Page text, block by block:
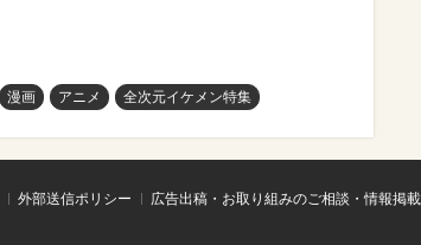
漫画 アニメ 全次元イケメン特集
外部送信ポリシー
広告出稿・お取り組みのご相談・情報掲